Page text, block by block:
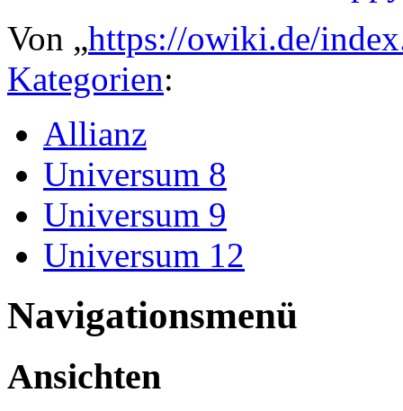
Von „https://owiki.de/
Kategorien:
Allianz
Universum 8
Universum 9
Universum 12
Navigationsmenü
Ansichten